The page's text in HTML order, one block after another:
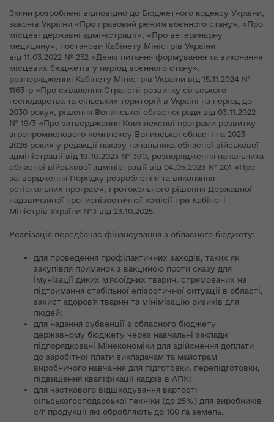
Зміни розроблені відповідно до Бюджетного кодексу України,
законів України «Про правовий режим воєнного стану», «Про
місцеві державні адміністрації», «Про ветеринарну
медицину», постанови Кабінету Міністрів України
від 11.03.2022 № 252 «Деякі питання формування та виконання
місцевих бюджетів у період воєнного стану»,
розпорядження Кабінету Міністрів України від 15.11.2024 №
1163-р «Про схвалення Стратегії розвитку сільського
господарства та сільських територій в Україні на період до
2030 року», рішення Волинської обласної ради від 03.11.2022
№ 19/3 «Про затвердження Комплексної програми розвитку
агропромислового комплексу Волинської області на 2023–
2026 роки» у редакції наказу начальника обласної військової
адміністрації від 19.10.2023 № 390, розпорядження начальника
обласної військової адміністрації від 04.05.2023 № 201 «Про
затвердження Порядку розроблення та виконання
регіональних програм», протокольного рішення Державної
надзвичайної протиепізоотичної комісії при Кабінеті
Міністрів України №3 від 23.10.2025.
Реалізація передбачає фінансування з обласного бюджету:
для проведення профілактичних заходів, таких як
закупівля приманок з вакциною проти сказу для
імунізації диких м’ясоїдних тварин, спрямованих на
підтримання стабільної епізоотичної ситуації в області,
захист здоров’я тварин та мінімізацію ризиків для
людей;
для надання субвенції з обласного бюджету
державному бюджету через навчальні заклади
підпорядковані Мінекономіки для здійснення доплати
до заробітної плати викладачам та майстрам
виробничого навчання для підготовки, перепідготовки,
підвищення кваліфікації кадрів в АПК;
для часткового відшкодування вартості
сільськогосподарської техніки (до 25%) для виробників
с/г продукції які обробляють до 100 га земель.